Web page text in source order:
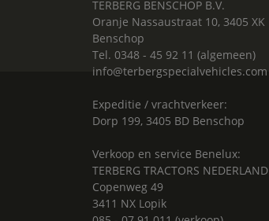
TERBERG BENSCHOP B.V.
Oranje Nassaustraat 10, 3405 XK
Benschop
Tel. 0348 - 45 92 11 (algemeen)
info@terbergspecialvehicles.com
Expeditie / vrachtverkeer:
Dorp 199, 3405 BD Benschop
Verkoop en service Benelux:
TERBERG TRACTORS NEDERLAND
Copenweg 49
3411 NX Lopik